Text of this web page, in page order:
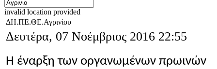
invalid location provided
ΔΗ.ΠΕ.ΘΕ.Αγρινίου
Δευτέρα, 07 Νοέμβριος 2016 22:55
Η έναρξη των οργανωμένων πρωινών